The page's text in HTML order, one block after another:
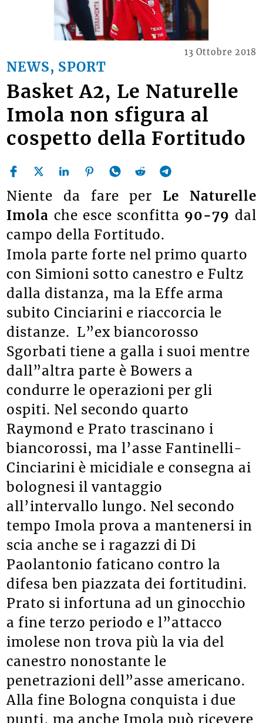
NEWS, SPORT
13 Ottobre 2018
Basket A2, Le Naturelle
Imola non sfigura al
cospetto della Fortitudo
Niente da fare perLe Naturelle
Imola che esce sconfitta 90-79 dal
campo della Fortitudo.
Imola parte forte nel primo quarto
con Simioni sotto canestro e Fultz
dalla distanza, ma la Effe arma
subito Cinciarini e riaccorcia le
distanze. L”ex biancorosso
Sgorbati tiene a galla i suoi mentre
dall”altra parte è Bowers a
condurre le operazioni per gli
ospiti. Nel secondo quarto
Raymond e Prato trascinano i
biancorossi, ma l’asse Fantinelli-
Cinciarini è micidiale e consegna ai
bolognesi il vantaggio
all’intervallo lungo. Nel secondo
tempo Imola prova a mantenersi in
scia anche se i ragazzi di Di
Paolantonio faticano contro la
difesa ben piazzata dei fortitudini.
Prato si infortuna ad un ginocchio
a fine terzo periodo e l”attacco
imolese non trova più la via del
canestro nonostante le
penetrazioni dell”asse americano.
Alla fine Bologna conquista i due
punti, ma anche Imola può ricevere